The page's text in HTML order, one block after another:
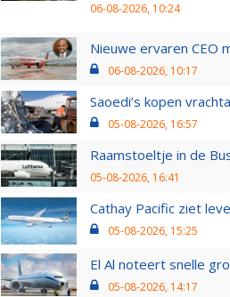
06-08-2026, 10:24
Nieuwe ervaren CEO
06-08-2026, 10:17
Saoedi’s kopen
05-08-2026, 16:57
Raamstoeltje in de
05-08-2026, 16:41
Cathay Pacific ziet
05-08-2026, 15:25
El Al noteert snelle
05-08-2026, 14:17